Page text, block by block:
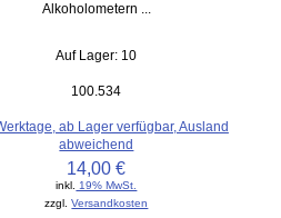
Alkoholometern ...
Auf Lager: 10
100.534
ab Lager verfügbar, Ausland
abweichend
14,00 €
inkl. 19% MwSt.
zzgl.Versandkosten